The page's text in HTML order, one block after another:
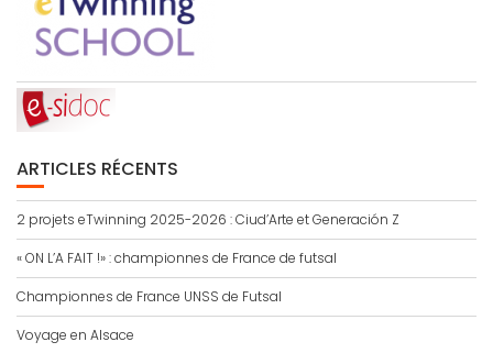
ARTICLES RÉCENTS
2 projets eTwinning 2025-2026 : Ciud’Arte et Generación Z
« ON L’A FAIT !» : championnes de France de futsal
Championnes de France UNSS de Futsal
Voyage en Alsace